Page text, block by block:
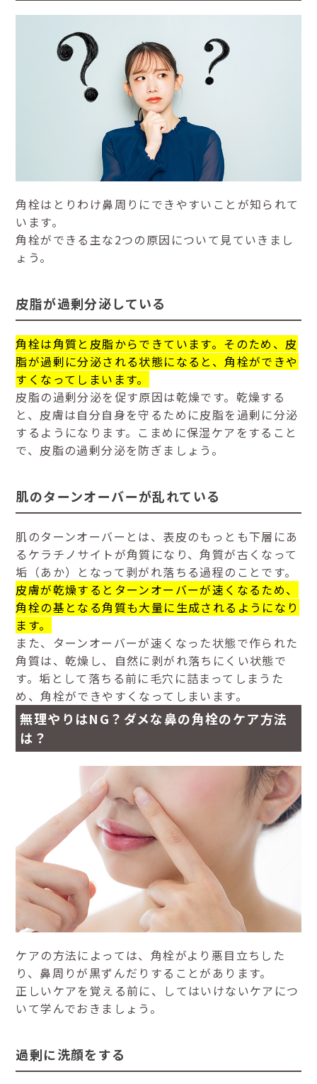
角栓はとりわけ鼻周りにできやすいことが知られて
います。
角栓ができる主な2つの原因について見ていきまし
ょう。
皮脂が過剰分泌している
角栓は角質と皮脂からできています。そのため、皮
脂が過剰に分泌される状態になると、角栓ができや
すくなってしまいます。
皮脂の過剰分泌を促す原因は乾燥です。乾燥する
と、皮膚は自分自身を守るために皮脂を過剰に分泌
するようになります。こまめに保湿ケアをすること
で、皮脂の過剰分泌を防ぎましょう。
肌のターンオーバーが乱れている
肌のターンオーバーとは、表皮のもっとも下層にあ
るケラチノサイトが角質になり、角質が古くなって
垢（あか）となって剥がれ落ちる過程のことです。
皮膚が乾燥するとターンオーバーが速くなるため、
角栓の基となる角質も大量に生成されるようになり
ます。
また、ターンオーバーが速くなった状態で作られた
角質は、乾燥し、自然に剥がれ落ちにくい状態で
す。垢として落ちる前に毛穴に詰まってしまうた
め、角栓ができやすくなってしまいます。
無理やりはNG？ダメな鼻の角栓のケア方法
は？
ケアの方法によっては、角栓がより悪目立ちした
り、鼻周りが黒ずんだりすることがあります。
正しいケアを覚える前に、してはいけないケアにつ
いて学んでおきましょう。
過剰に洗顔をする